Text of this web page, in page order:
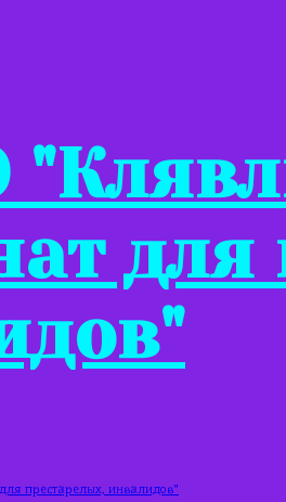
для